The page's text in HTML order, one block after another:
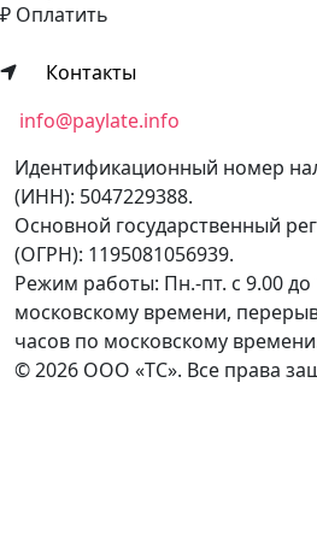
₽ Оплатить
Контакты
info@paylate.info
«Технологические Сервисы».
Юридический адрес: 141407,
город Химки, улица Лавочкина
Идентификационный номер
(ИНН): 5047229388.
Основной государственный
(ОГРН): 1195081056939.
Режим работы: Пн.-пт. с 9.00 до
московскому времени,
часов по московскому
©2026 ООО «ТС». Все права